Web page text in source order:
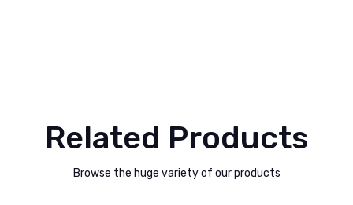
Related Products
Browse the huge variety of our products